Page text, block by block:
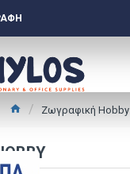
Ζωγραφική Hobby